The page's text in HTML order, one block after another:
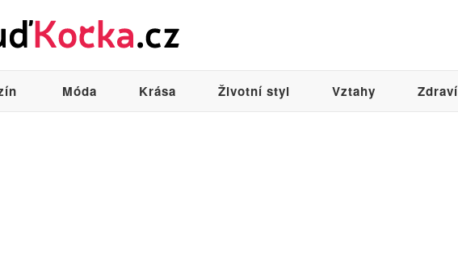
Móda Krása Životní styl Vztahy Zdraví